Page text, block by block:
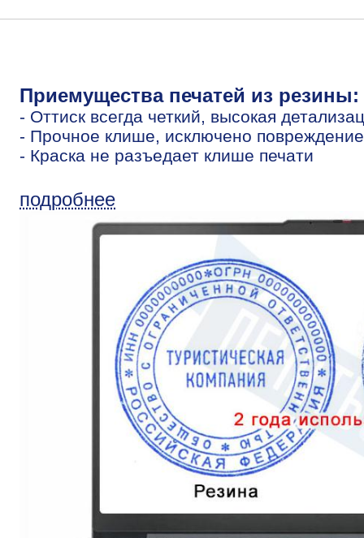
Приемущества печатей из резины:
- Оттиск всегда четкий, высокая
- Прочное клише, исключено
- Краска не разъедает клише печати
подробнее